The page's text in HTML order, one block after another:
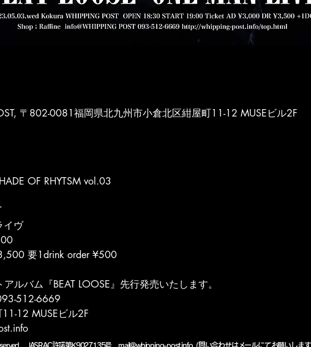
〒802-0081福岡県北九州市小倉北区紺屋町11-12 MUSEビル2F
OF RHYTSM vol.03
イヴ
要1drink order ¥500
ルバム『BEAT LOOSE』先行発売いたします。
512-6669
12 MUSEビル2F
JASRAC許諾第K9027135号mail@whipping-post.info (問い合わせはメールにてお願いしま